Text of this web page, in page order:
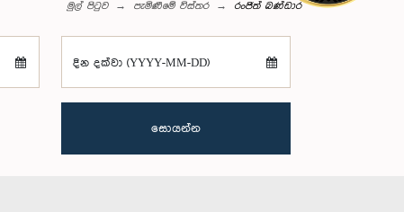
මුල් පිටුව පැමිණීමේ විස්තර රංජිත් බණ්ඩාර
දින දක්වා (YYYY-MM-DD)
සොයන්න